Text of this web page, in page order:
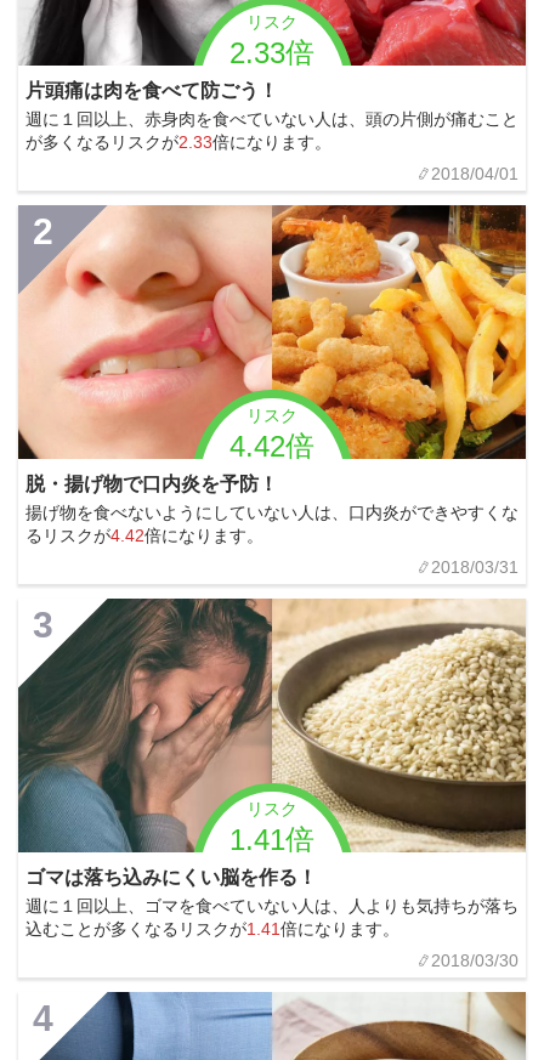
リスク
2.33倍
片頭痛は肉を食べて防ごう！
週に１回以上、赤身肉を食べていない人は、頭の片側が痛むこと
が多くなるリスクが2.33倍になります。
2018/04/01
リスク
4.42倍
2
脱・揚げ物で口内炎を予防！
揚げ物を食べないようにしていない人は、口内炎ができやすくな
るリスクが4.42倍になります。
2018/03/31
リスク
1.41倍
3
ゴマは落ち込みにくい脳を作る！
週に１回以上、ゴマを食べていない人は、人よりも気持ちが落ち
込むことが多くなるリスクが1.41倍になります。
2018/03/30
4